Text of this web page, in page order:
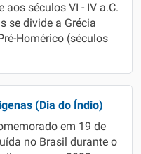
aos séculos VI - IV a.C.
se divide a Grécia
Homérico (séculos
(Dia do Índio)
em 19 de
no Brasil durante o